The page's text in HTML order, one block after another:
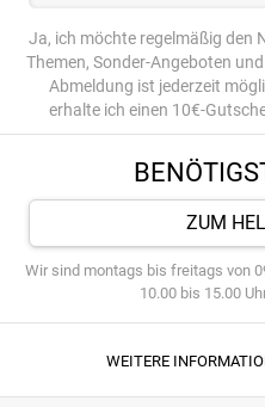
Ja, ich möchte regelmäßig den
Themen, Sonder-Angeboten
Abmeldung ist jederzeit
erhalte ich einen 10€-
ZUM
Wir sind montags bis freitags von
10.00 bis 15.00
WEITERE